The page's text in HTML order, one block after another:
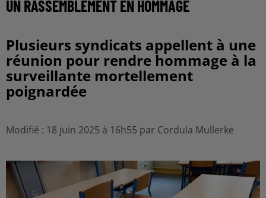
UN RASSEMBLEMENT EN HOMMAGE
Plusieurs syndicats appellent à une
réunion pour rendre hommage à la
surveillante mortellement
poignardée
Modifié : 18 juin 2025 à 16h55 par Cordula Mullerke